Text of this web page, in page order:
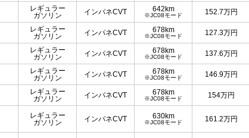
レギュラー
ガソリン
インパネCVT 642km
※JC08モード 152.7万円
レギュラー
ガソリン
インパネCVT 678km
※JC08モード 127.3万円
レギュラー
ガソリン
インパネCVT 678km
※JC08モード 137.6万円
レギュラー
ガソリン
インパネCVT 678km
※JC08モード 146.9万円
レギュラー
ガソリン
インパネCVT 678km
※JC08モード 154万円
レギュラー
ガソリン
インパネCVT 630km
※JC08モード 161.2万円